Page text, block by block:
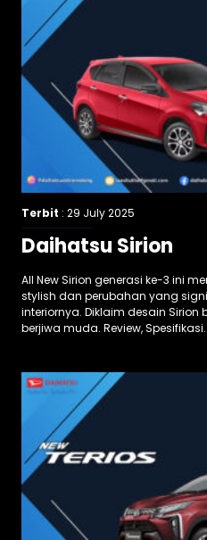
Terbit : 29 July 2025
Daihatsu Sirion
All New Sirion generasi ke-3 ini
stylish dan perubahan yang
interiornya. Diklaim desain
berjiwa muda. Review,